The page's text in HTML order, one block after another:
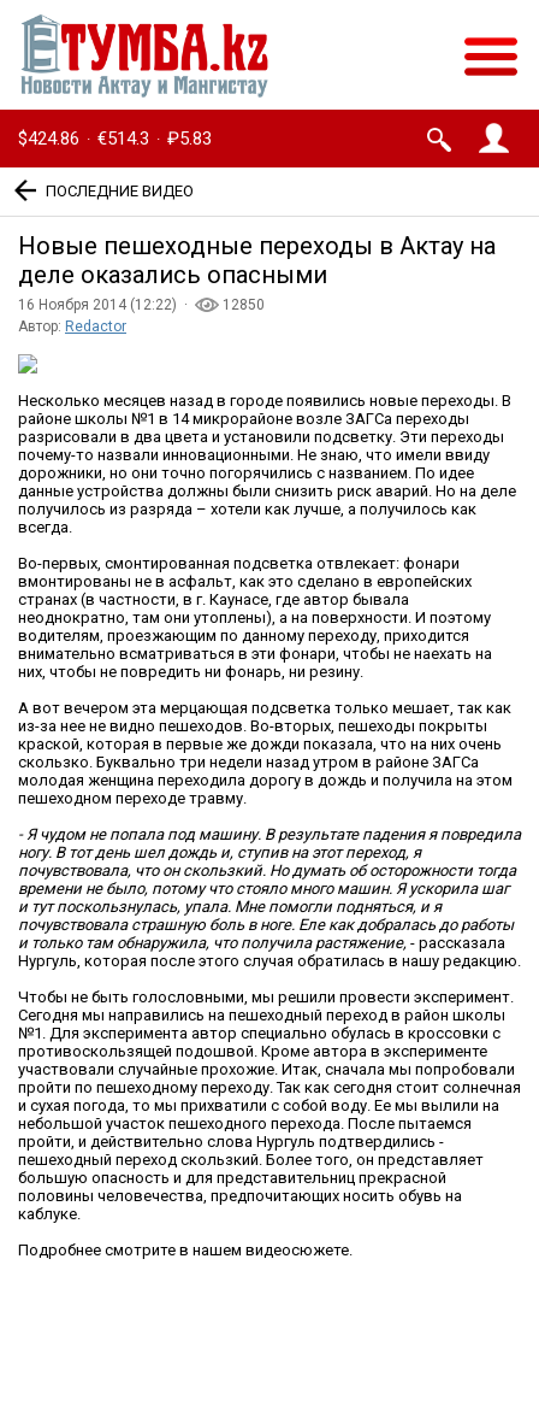
$424.86 · €514.3 · ₽5.83
ПОСЛЕДНИЕ ВИДЕО
Новые пешеходные переходы в Актау на
деле оказались опасными
16 Ноября 2014 (12:22) ·
12850
Автор: Redactor
Несколько месяцев назад в городе появились новые переходы. В
районе школы №1 в 14 микрорайоне возле ЗАГСа переходы
разрисовали в два цвета и установили подсветку. Эти переходы
почему-то назвали инновационными. Не знаю, что имели ввиду
дорожники, но они точно погорячились с названием. По идее
данные устройства должны были снизить риск аварий. Но на деле
получилось из разряда – хотели как лучше, а получилось как
всегда.
Во-первых, смонтированная подсветка отвлекает: фонари
вмонтированы не в асфальт, как это сделано в европейских
странах (в частности, в г. Каунасе, где автор бывала
неоднократно, там они утоплены), а на поверхности. И поэтому
водителям, проезжающим по данному переходу, приходится
внимательно всматриваться в эти фонари, чтобы не наехать на
них, чтобы не повредить ни фонарь, ни резину.
А вот вечером эта мерцающая подсветка только мешает, так как
из-за нее не видно пешеходов. Во-вторых, пешеходы покрыты
краской, которая в первые же дожди показала, что на них очень
скользко. Буквально три недели назад утром в районе ЗАГСа
молодая женщина переходила дорогу в дождь и получила на этом
пешеходном переходе травму.
- Я чудом не попала под машину. В результате падения я повредила
ногу. В тот день шел дождь и, ступив на этот переход, я
почувствовала, что он скользкий. Но думать об осторожности тогда
времени не было, потому что стояло много машин. Я ускорила шаг
и тут поскользнулась, упала. Мне помогли подняться, и я
почувствовала страшную боль в ноге. Еле как добралась до работы
и только там обнаружила, что получила растяжение, - рассказала
Нургуль, которая после этого случая обратилась в нашу редакцию.
Чтобы не быть голословными, мы решили провести эксперимент.
Сегодня мы направились на пешеходный переход в район школы
№1. Для эксперимента автор специально обулась в кроссовки с
противоскользящей подошвой. Кроме автора в эксперименте
участвовали случайные прохожие. Итак, сначала мы попробовали
пройти по пешеходному переходу. Так как сегодня стоит солнечная
и сухая погода, то мы прихватили с собой воду. Ее мы вылили на
небольшой участок пешеходного перехода. После пытаемся
пройти, и действительно слова Нургуль подтвердились -
пешеходный переход скользкий. Более того, он представляет
большую опасность и для представительниц прекрасной
половины человечества, предпочитающих носить обувь на
каблуке.
Подробнее смотрите в нашем видеосюжете.